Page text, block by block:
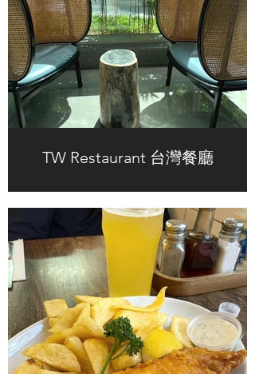
TW Restaurant 台灣餐廳